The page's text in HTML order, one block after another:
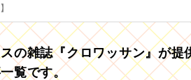
の雑誌『クロワッサン』が
覧です。